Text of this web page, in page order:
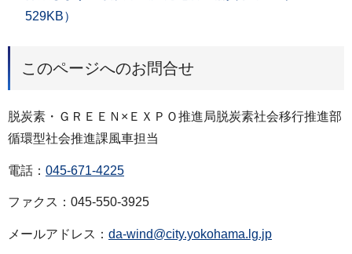
529KB）
このページへのお問合せ
脱炭素・ＧＲＥＥＮ×ＥＸＰＯ推進局脱炭素社会移行推進部
循環型社会推進課風車担当
電話： 045-671-4225
ファクス：045-550-3925
メールアドレス： da-wind@city.yokohama.lg.jp